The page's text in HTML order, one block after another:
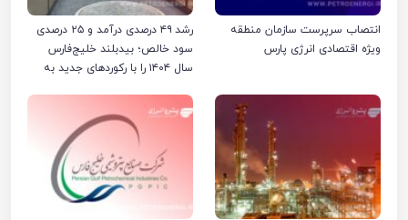
انتصاب سرپرست سازمان منطقه
ویژه اقتصادی انرژی پارس
رشد ۴۹ درصدی درآمد و ۲۵ درصدی
سود خالص؛ بیدبلند خلیج‌فارس
سال ۱۴۰۴ را با رکوردهای جدید به